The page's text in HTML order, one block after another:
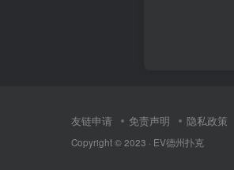
友链申请 免责声明 隐私政策
Copyright © 2023 · EV德州扑克